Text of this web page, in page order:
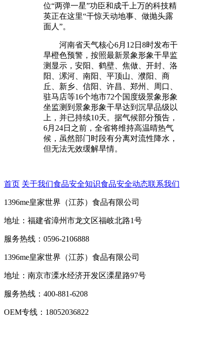
位“两弹一星”功臣和成千上万的科技精
英正在这里“干惊天动地事、做抛头露
面人”。
河南省天气核心6月12日8时发布干
旱橙色预警，按照最新景象形象干旱监
测显示，安阳、鹤壁、焦做、开封、洛
阳、漯河、南阳、平顶山、濮阳、商
丘、新乡、信阳、许昌、郑州、周口、
驻马店等16个地市72个国度级景象形象
坐监测到景象形象干旱达到沉旱品级以
上，并已持续10天。据气候部分预告，
6月24日之前，全省将维持高温晴热气
候，虽然部门时段有分离对流性降水，
但无法无效缓解旱情。
首页 关于我们食品安全知识食品安全动态联系我们
1396me皇家世界（江苏）食品有限公司
地址：福建省漳州市龙文区福岐北路1号
服务热线：0596-2106888
1396me皇家世界（江苏）食品有限公司
地址：南京市溧水经济开发区溧星路97号
服务热线：400-881-6208
OEM专线：18052036822